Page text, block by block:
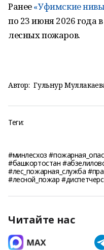
Ранее«Уфимские
по 23 июня 2026 года
лесных пожаров.
Автор: Гульнур
Теги:
#минлесхоз
#башкортостан
#лес_пожарная_служба
#лесной_пожар
Читайте нас